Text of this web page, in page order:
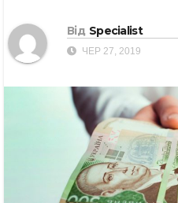
Від Specialist
ЧЕР 27, 2019